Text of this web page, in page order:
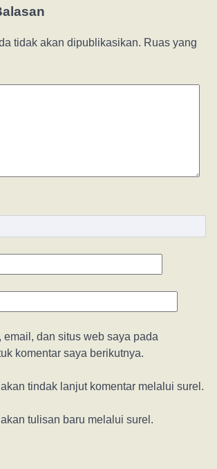
tidak akan dipublikasikan. Ruas yang
email, dan situs web saya pada
komentar saya berikutnya.
tindak lanjut komentar melalui surel.
tulisan baru melalui surel.